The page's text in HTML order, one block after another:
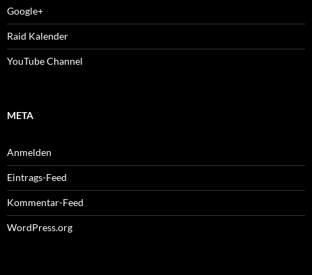
Google+
Raid Kalender
YouTube Channel
META
Anmelden
Eintrags-Feed
Kommentar-Feed
WordPress.org